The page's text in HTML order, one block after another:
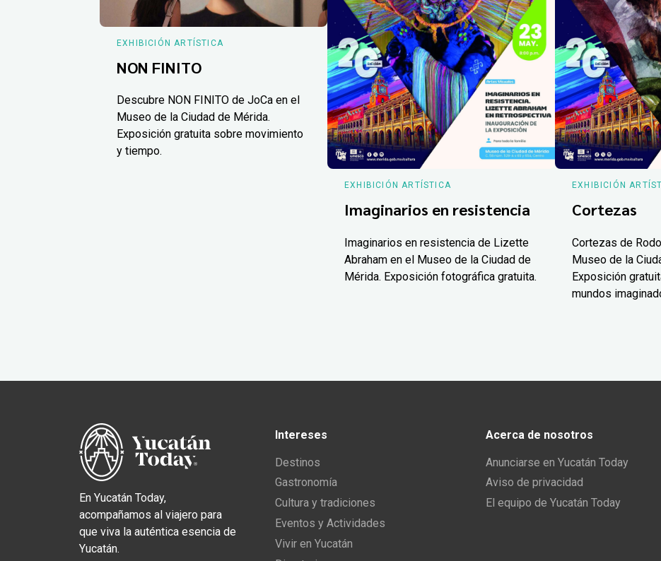
EXHIBICIÓN ARTÍSTICA
NON FINITO
Descubre NON FINITO de JoCa en el
Museo de la Ciudad de Mérida.
Exposición gratuita sobre movimiento
y tiempo.
EXHIBICIÓN ARTÍSTICA
Imaginarios en resistencia
Imaginarios en resistencia de Lizette
Abraham en el Museo de la Ciudad de
Mérida. Exposición fotográfica gratuita.
EXHIBICIÓN
Cortezas
Cortezas de
Museo de la
Exposición
mundos
En Yucatán Today,
acompañamos al viajero para
que viva la auténtica esencia de
Yucatán.
Intereses
Destinos
Gastronomía
Cultura y tradiciones
Eventos y Actividades
Vivir en Yucatán
Acerca de nosotros
Anunciarse en Yucatán Today
Aviso de privacidad
El equipo de Yucatán Today